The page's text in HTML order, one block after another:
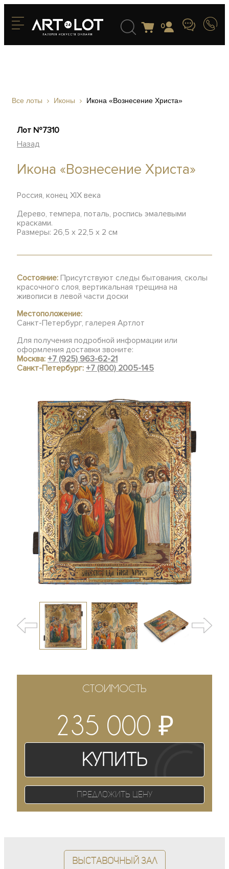
0
Все лоты Иконы Икона «Вознесение Христа»
Лот №7310
Назад
Икона «Вознесение Христа»
Россия, конец XIX века
Дерево, темпера, поталь, роспись эмалевыми
красками.
Размеры: 26,5 х 22,5 х 2 см
Состояние: Присутствуют следы бытования, сколы
красочного слоя, вертикальная трещина на
живописи в левой части доски
Местоположение:
Санкт-Петербург, галерея Артлот
Для получения подробной информации или
оформления доставки звоните:
Москва:+7 (925) 963-62-21
Санкт-Петербург:+7 (800) 2005-145
СТОИМОСТЬ
235 000 ₽
Купить
Предложить цену
Выставочный зал